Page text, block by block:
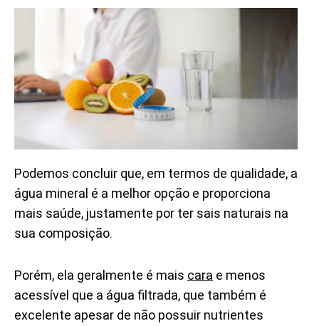
Podemos concluir que, em termos de qualidade, a
água mineral é a melhor opção e proporciona
mais saúde, justamente por ter sais naturais na
sua composição.
Porém, ela geralmente é mais cara e menos
acessível que a água filtrada, que também é
excelente apesar de não possuir nutrientes